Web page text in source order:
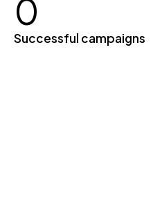
0
Successful campaigns